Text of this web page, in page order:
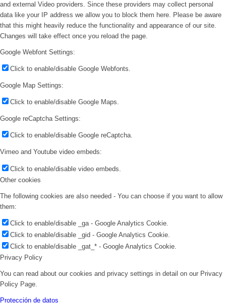
and external Video providers. Since these providers may collect personal
data like your IP address we allow you to block them here. Please be aware
that this might heavily reduce the functionality and appearance of our site.
Changes will take effect once you reload the page.
Google Webfont Settings:
Click to enable/disable Google Webfonts.
Google Map Settings:
Click to enable/disable Google Maps.
Google reCaptcha Settings:
Click to enable/disable Google reCaptcha.
Vimeo and Youtube video embeds:
Click to enable/disable video embeds.
Other cookies
The following cookies are also needed - You can choose if you want to allow
them:
Click to enable/disable _ga - Google Analytics Cookie.
Click to enable/disable _gid - Google Analytics Cookie.
Click to enable/disable _gat_* - Google Analytics Cookie.
Privacy Policy
You can read about our cookies and privacy settings in detail on our Privacy
Policy Page.
Protección de datos